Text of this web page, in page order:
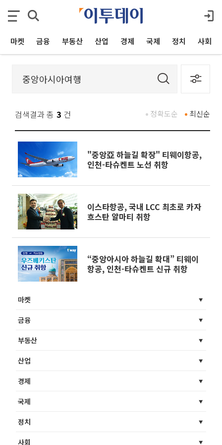
마켓 금융 부동산 산업 경제 국제 정치 사회
검색결과 총 3 건 최신순
정확도순
"중앙亞 하늘길 확장" 티웨이항공,
인천-타슈켄트 노선 취항
이스타항공, 국내 LCC 최초로 카자
흐스탄 알마티 취항
“중앙아시아 하늘길 확대” 티웨이
항공, 인천-타슈켄트 신규 취항
마켓
금융
부동산
산업
경제
국제
정치
사회